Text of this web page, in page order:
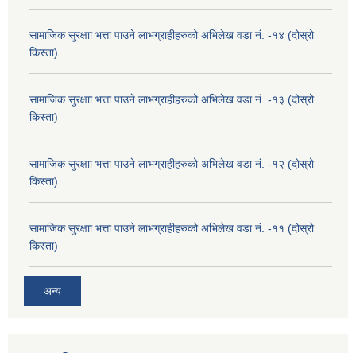
सामाजिक सुरक्षाा भत्ता पाउने लाभग्राहीहरुको अभिलेख वडा नं. -१४ (दोस्रो
किस्ता)
सामाजिक सुरक्षाा भत्ता पाउने लाभग्राहीहरुको अभिलेख वडा नं. -१३ (दोस्रो
किस्ता)
सामाजिक सुरक्षाा भत्ता पाउने लाभग्राहीहरुको अभिलेख वडा नं. -१२ (दोस्रो
किस्ता)
सामाजिक सुरक्षाा भत्ता पाउने लाभग्राहीहरुको अभिलेख वडा नं. -११ (दोस्रो
किस्ता)
अन्य